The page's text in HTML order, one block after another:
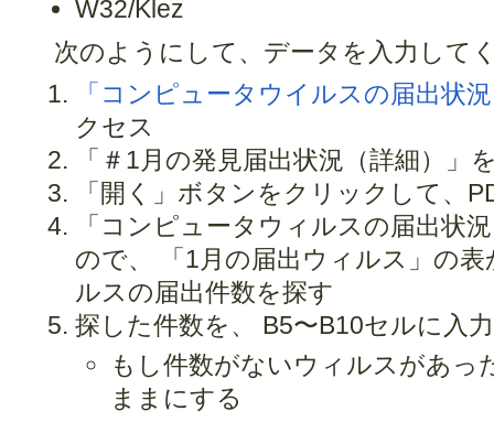
W32/Klez
次のようにして、データを入力して
「コンピュータウイルスの届出状
クセス
「＃1月の発見届出状況（詳細）」
「開く」ボタンをクリックして、
「コンピュータウィルスの届出状
ので、 「1月の届出ウィルス」の
ルスの届出件数を探す
探した件数を、 B5〜B10セルに入
もし件数がないウィルスがあっ
ままにする